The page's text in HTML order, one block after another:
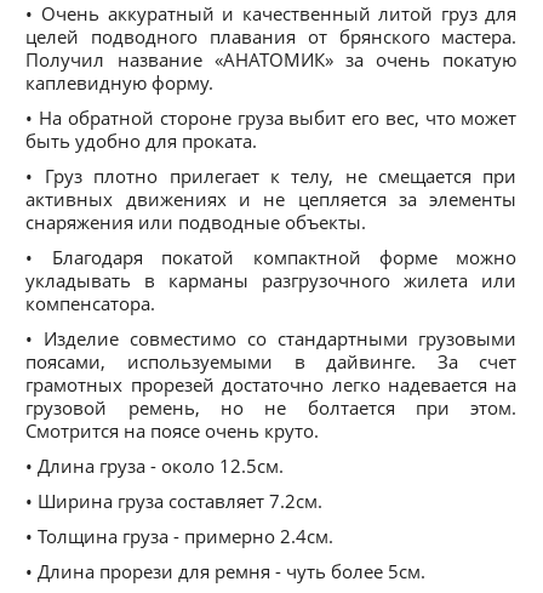
• Очень аккуратный и качественный литой груз для
целей подводного плавания от брянского мастера.
Получил название «АНАТОМИК» за очень покатую
каплевидную форму.
• На обратной стороне груза выбит его вес, что может
быть удобно для проката.
• Груз плотно прилегает к телу, не смещается при
активных движениях и не цепляется за элементы
снаряжения или подводные объекты.
• Благодаря покатой компактной форме можно
укладывать в карманы разгрузочного жилета или
компенсатора.
• Изделие совместимо со стандартными грузовыми
поясами, используемыми в дайвинге. За счет
грамотных прорезей достаточно легко надевается на
грузовой ремень, но не болтается при этом.
Смотрится на поясе очень круто.
• Длина груза - около 12.5см.
• Ширина груза составляет 7.2см.
• Толщина груза - примерно 2.4см.
• Длина прорези для ремня - чуть более 5см.